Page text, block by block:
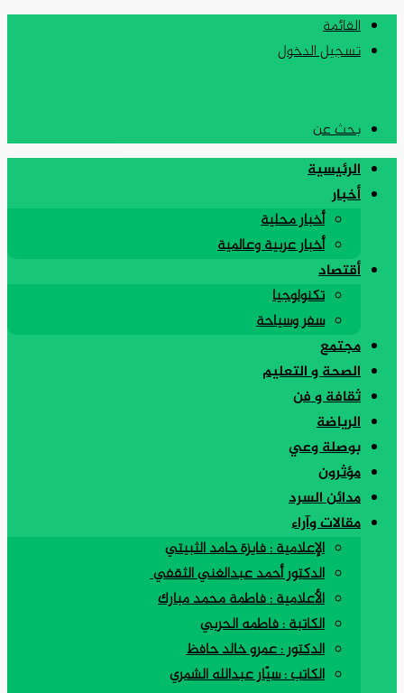
القائمة
تسجيل الدخول
بحث عن
الرئيسية
أخبار
أخبار محلية
أخبار عربية وعالمية
أقتصاد
تكنولوجيا
سفر وسياحة
مجتمع
الصحة و التعليم
ثقافة و فن
الرياضة
بوصلة وعي
مؤثرون
مدائن السرد
مقالات وآراء
الإعلامية : فايزة حامد الثبيتي
الدكتور أحمد عبدالغني الثقفي
الأعلامية : فاطمة محمد مبارك
الكاتبة : فاطمه الحربي
الدكتور : عمرو خالد حافظ
الكاتب : سيّار عبدالله الشمري